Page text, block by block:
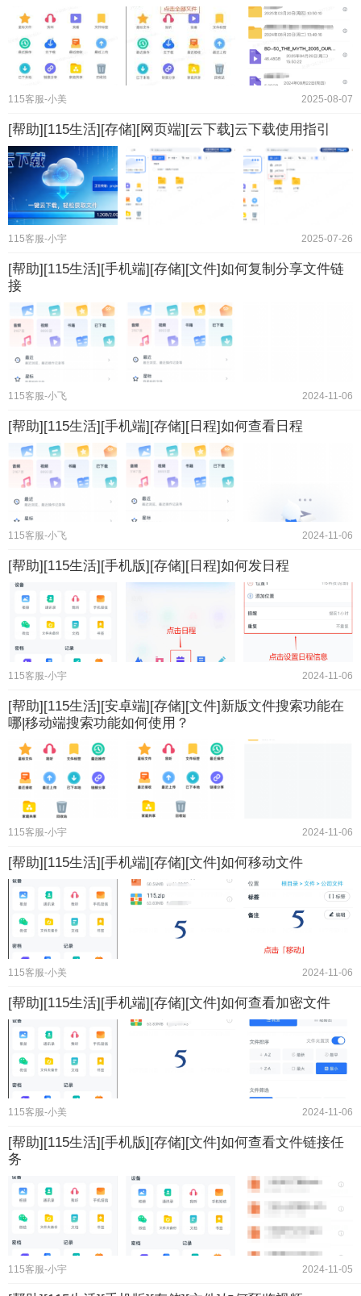
115客服-小美 2025-08-07
[帮助][115生活][存储][网页端][云下载]云下载使用指引
115客服-小宇 2025-07-26
[帮助][115生活][手机端][存储][文件]如何复制分享文件链
接
115客服-小飞 2024-11-06
[帮助][115生活][手机端][存储][日程]如何查看日程
115客服-小飞 2024-11-06
[帮助][115生活][手机版][存储][日程]如何发日程
115客服-小宇 2024-11-06
[帮助][115生活][安卓端][存储][文件]新版文件搜索功能在
哪|移动端搜索功能如何使用？
115客服-小宇 2024-11-06
[帮助][115生活][手机端][存储][文件]如何移动文件
115客服-小美 2024-11-06
[帮助][115生活][手机端][存储][文件]如何查看加密文件
115客服-小美 2024-11-06
[帮助][115生活][手机版][存储][文件]如何查看文件链接任
务
115客服-小宇 2024-11-05